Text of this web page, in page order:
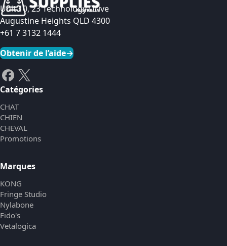
Unit 10, 23 Technology Drive
Augustine Heights QLD 4300
+61 7 3132 1444
Obtenir de l’aide→
Catégories
CHAT
CHIEN
CHEVAL
Promotions
Marques
KONG
Fringe Studio
Nylabone
Fido's
Vetalogica